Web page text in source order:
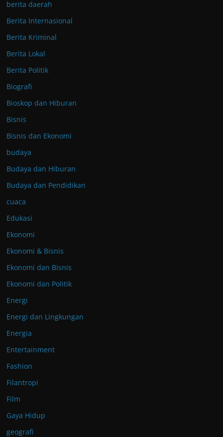
berita daerah
Berita Internasional
Berita Kriminal
Berita Lokal
Berita Politik
Biografi
Bioskop dan Hiburan
Bisnis
Bisnis dan Ekonomi
budaya
Budaya dan Hiburan
Budaya dan Pendidikan
cuaca
Edukasi
Ekonomi
Ekonomi & Bisnis
Ekonomi dan Bisnis
Ekonomi dan Politik
Energi
Energi dan Lingkungan
Energia
Entertainment
Fashion
Filantropi
Film
Gaya Hidup
geografi